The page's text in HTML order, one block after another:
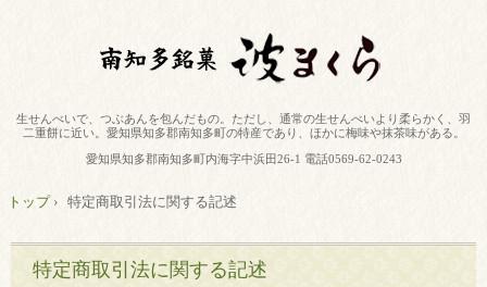
生せんべいで、つぶあんを包んだもの。ただし、通常の生せんべいより柔らかく、羽
二重餅に近い。愛知県知多郡南知多町の特産であり、ほかに梅味や抹茶味がある。
愛知県知多郡南知多町内海字中浜田26-1 電話0569-62-0243
トップ› 特定商取引法に関する記述
特定商取引法に関する記述